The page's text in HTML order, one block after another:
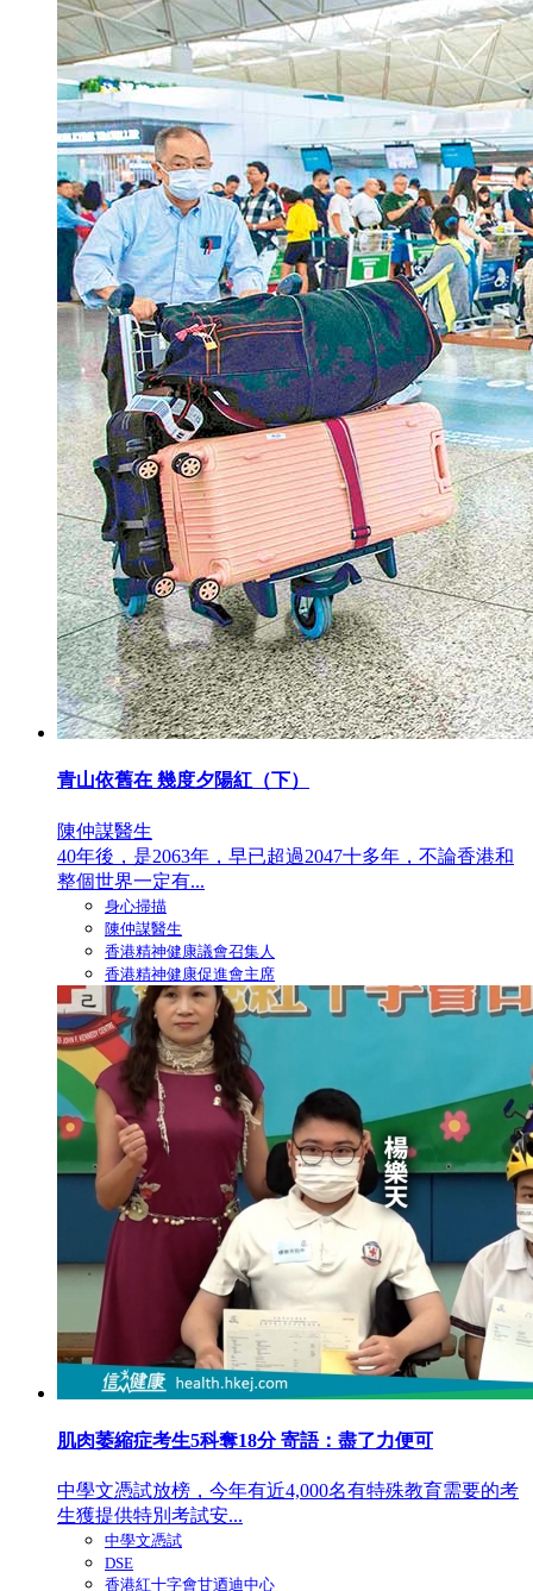
青山依舊在 幾度夕陽紅（下）
陳仲謀醫生
40年後，是2063年，早已超過2047十多年，不論香港和
整個世界一定有...
身心掃描
陳仲謀醫生
香港精神健康議會召集人
香港精神健康促進會主席
肌肉萎縮症考生5科奪18分 寄語：盡了力便可
中學文憑試放榜，今年有近4,000名有特殊教育需要的考
生獲提供特別考試安...
中學文憑試
DSE
香港紅十字會甘迺迪中心